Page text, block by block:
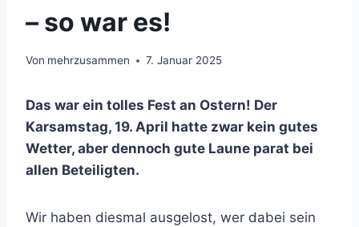
– so war es!
Von mehrzusammen 7. Januar 2025
Das war ein tolles Fest an Ostern! Der
Karsamstag, 19. April hatte zwar kein gutes
Wetter, aber dennoch gute Laune parat bei
allen Beteiligten.
Wir haben diesmal ausgelost, wer dabei sein